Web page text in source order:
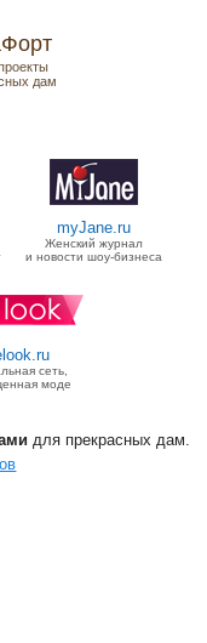
дам
myJane.ru
Женский журнал
и новости шоу-бизнеса
сеть,
моде
для прекрасных дам.